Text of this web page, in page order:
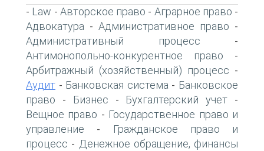
- Law - Авторское право - Аграрное право -
Адвокатура - Административное право -
Административный процесс -
Антимонопольно-конкурентное право -
Арбитражный (хозяйственный) процесс -
Аудит - Банковская система - Банковское
право - Бизнес - Бухгалтерский учет -
Вещное право - Государственное право и
управление -
Гражданское право и
процесс - Денежное обращение, финансы